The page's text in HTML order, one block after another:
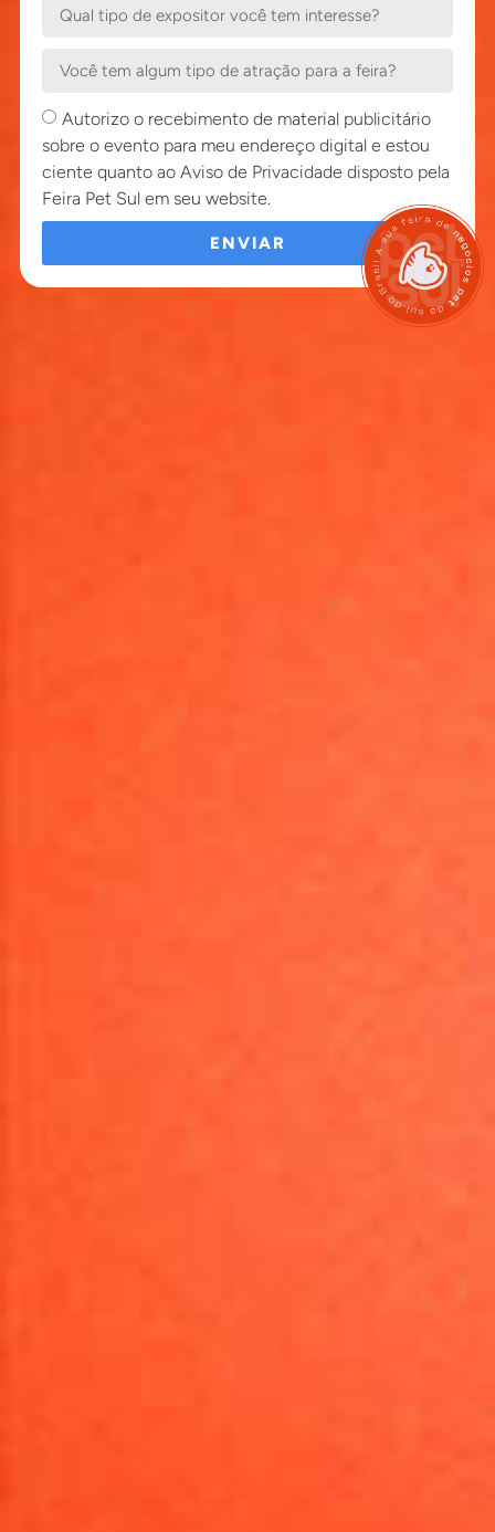
Autorizo o recebimento de material publicitário
sobre o evento para meu endereço digital e estou
ciente quanto ao Aviso de Privacidade disposto pela
Feira Pet Sul em seu website.
ENVIAR